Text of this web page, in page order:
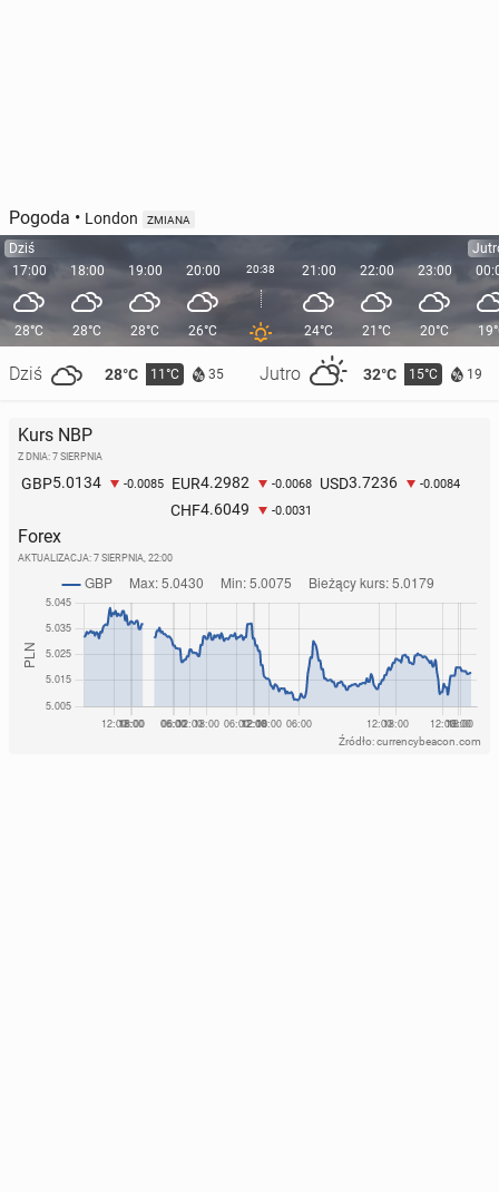
Pogoda • London ZMIANA
Dziś
17:00
28°C
Dziś 28°C 11°C 35 Jutro 32°C 15°C 19
18:00
28°C
19:00
28°C
20:00
26°C
20:38 21:00
24°C
22:00
21°C
23:00
20°C
Kurs NBP
Z DNIA: 7 SIERPNIA
GBP5.0134 -0.0085 EUR4.2982 -0.0068 USD3.7236 -0.0084
CHF4.6049 -0.0031
Forex
AKTUALIZACJA: 7 SIERPNIA, 22:00
Źródło: currencybeacon.com